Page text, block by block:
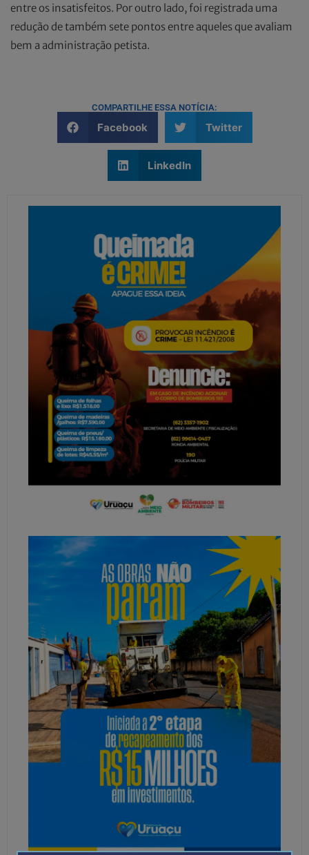
entre os insatisfeitos. Por outro lado, foi registrada uma
redução de também sete pontos entre aqueles que avaliam
bem a administração petista.
COMPARTILHE ESSA NOTÍCIA:
Facebook Twitter
LinkedIn